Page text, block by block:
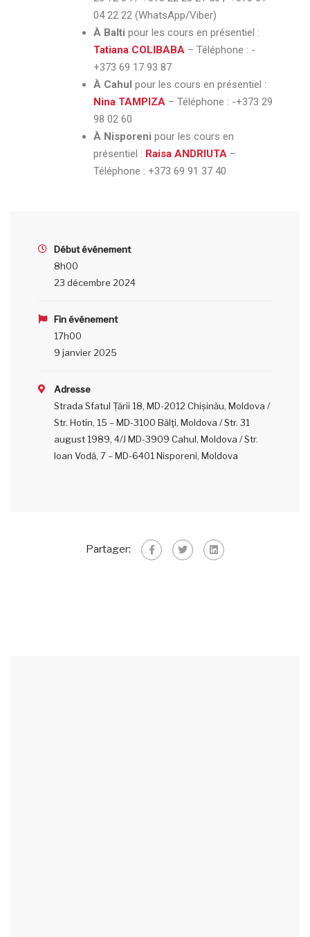
04 22 22 (WhatsApp/Viber)
À Balti pour les cours en présentiel :
Tatiana COLIBABA – Téléphone : -
+373 69 17 93 87
À Cahul pour les cours en présentiel :
Nina TAMPIZA – Téléphone : -+373 29
98 02 60
À Nisporeni pour les cours en
présentiel : Raisa ANDRIUTA –
Téléphone : +373 69 91 37 40
Début événement
8h00
23 décembre 2024
Fin événement
17h00
9 janvier 2025
Adresse
Strada Sfatul Țării 18, MD-2012 Chișinău, Moldova /
Str. Hotin, 15 – MD-3100 Bălţi, Moldova / Str. 31
august 1989, 4/J MD-3909 Cahul, Moldova / Str.
Ioan Vodă, 7 – MD-6401 Nisporeni, Moldova
Partager: